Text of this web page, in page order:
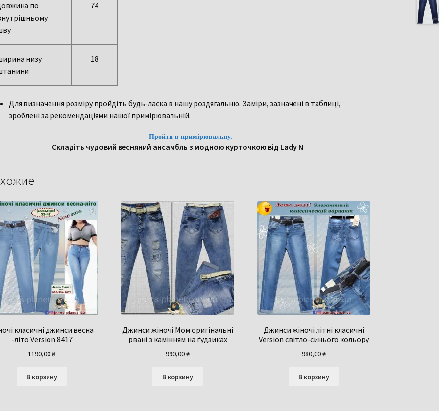
по
74
низу
18
Для визначення розміру пройдіть будь-ласка в нашу роздягальню. Заміри, зазначені в таблиці,
зроблені за рекомендаціями нашої примірювальній.
Пройти в примірювальну.
Складіть чудовий весняний ансамбль з модною курточкою від Lady N
класичні джинси весна
-літо Version 8417
1190,00₴
В корзину
Джинси жіночі Мом оригінальні
рвані з камінням на ґудзиках
990,00₴
В корзину
Джинси жіночі літні класичні
Version світло-синього кольору
980,00₴
В корзину